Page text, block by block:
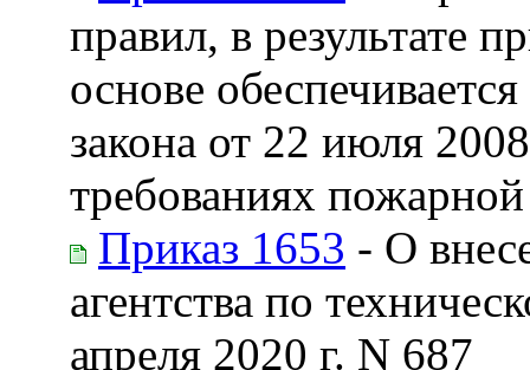
правил, в результате
основе
закона от 22 июля
требованиях
Приказ 1653 - О
агентства по
апреля 2020 г. N 687